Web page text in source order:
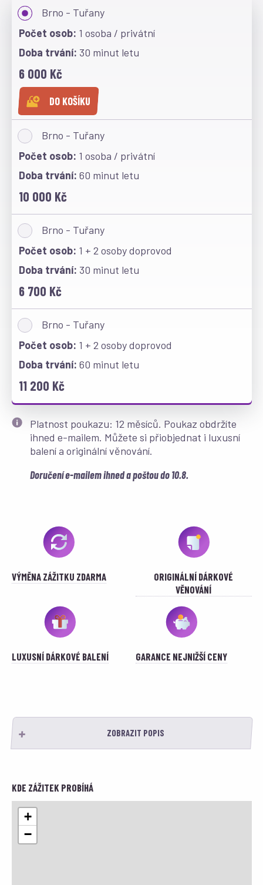
Brno - Tuřany
1 osoba / privátní
30 minut letu
6 000 Kč
DO KOŠÍKU
Brno - Tuřany
1 osoba / privátní
60 minut letu
10 000 Kč
Brno - Tuřany
1 + 2 osoby doprovod
30 minut letu
6 700 Kč
Brno - Tuřany
1 + 2 osoby doprovod
60 minut letu
11 200 Kč
Platnost poukazu: 12 měsíců. Poukaz obdržíte
ihned e-mailem. Můžete si přiobjednat i luxusní
balení a originální věnování.
Doručení e-mailem ihned a poštou do 10.8.
VÝMĚNA ZÁŽITKU ZDARMA
ORIGINÁLNÍ DÁRKOVÉ
VĚNOVÁNÍ
LUXUSNÍ DÁRKOVÉ BALENÍ GARANCE NEJNIŽŠÍ CENY
ZOBRAZIT POPIS
KDE ZÁŽITEK PROBÍHÁ
+
−